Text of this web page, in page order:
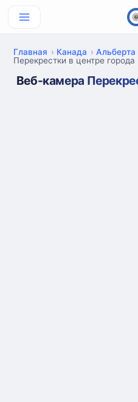
Главная Канада Альберта
Перекрестки в центре города
Веб-камера